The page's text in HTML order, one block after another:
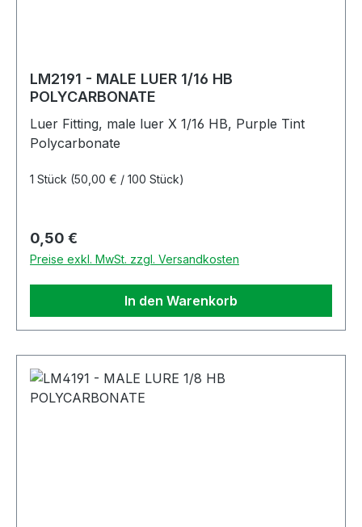
LM2191 - MALE LUER 1/16 HB
POLYCARBONATE
Luer Fitting, male luer X 1/16 HB, Purple Tint
Polycarbonate
1 Stück (50,00 € / 100 Stück)
Regulärer Preis:
0,50 €
Preise exkl. MwSt. zzgl. Versandkosten
In den Warenkorb